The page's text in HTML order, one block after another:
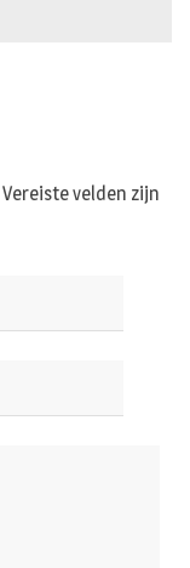
Vereiste velden zijn